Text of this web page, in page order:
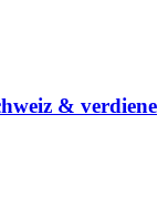
& verdiene